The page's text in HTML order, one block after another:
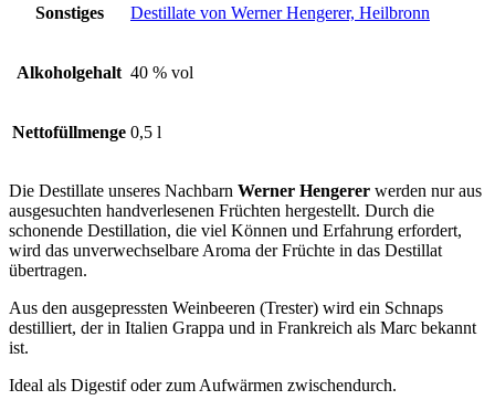
Sonstiges Destillate von Werner Hengerer, Heilbronn
Alkoholgehalt 40 % vol
Nettofüllmenge 0,5 l
Die Destillate unseres Nachbarn Werner Hengerer werden nur aus
ausgesuchten handverlesenen Früchten hergestellt. Durch die
schonende Destillation, die viel Können und Erfahrung erfordert,
wird das unverwechselbare Aroma der Früchte in das Destillat
übertragen.
Aus den ausgepressten Weinbeeren (Trester) wird ein Schnaps
destilliert, der in Italien Grappa und in Frankreich als Marc bekannt
ist.
Ideal als Digestif oder zum Aufwärmen zwischendurch.